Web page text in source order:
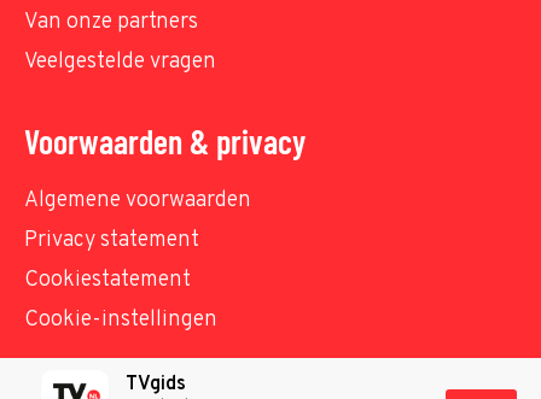
Van onze partners
Veelgestelde vragen
Voorwaarden & privacy
Algemene voorwaarden
Privacy statement
Cookiestatement
Cookie-instellingen
TVgids